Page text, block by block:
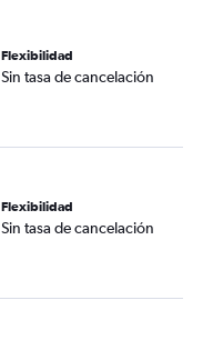
Flexibilidad
Sin tasa de cancelación
Flexibilidad
Sin tasa de cancelación